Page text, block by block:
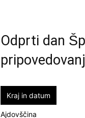
Odprti dan
Kraj in datum
Ajdovščina